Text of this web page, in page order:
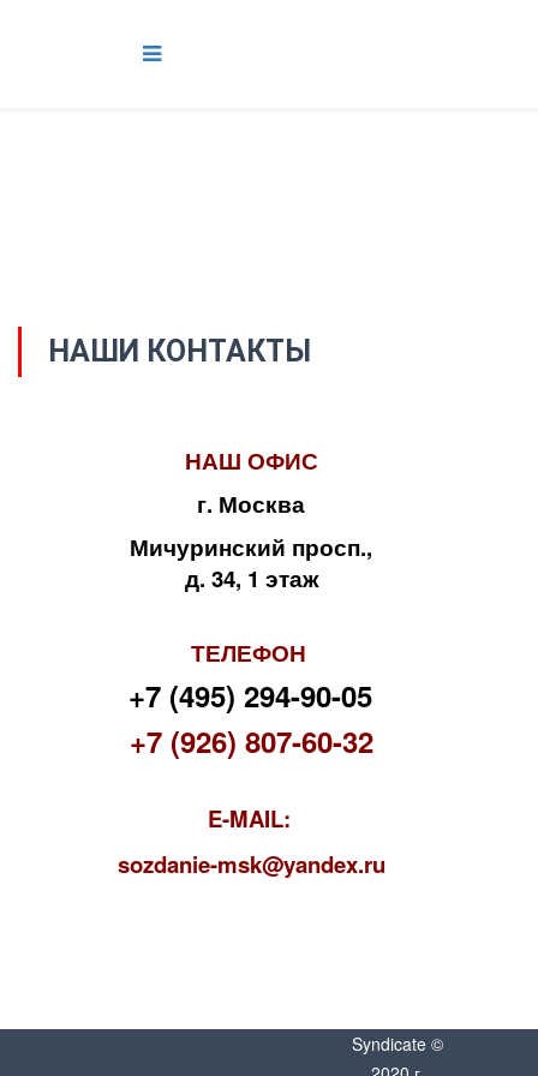
НАШИ КОНТАКТЫ
НАШ ОФИС
г. Москва
Мичуринский просп.,
д. 34, 1 этаж
ТЕЛЕФОН
+7 (495) 294-90-05
+7 (926) 807-60-32
E-MAIL:
sozdanie-msk@yandex.ru
Syndicate ©